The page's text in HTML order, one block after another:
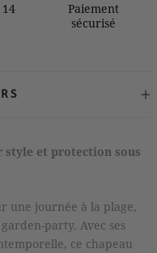
Paiement
sécurisé
et protection sous
une journée à la plage,
party. Avec ses
ce chapeau